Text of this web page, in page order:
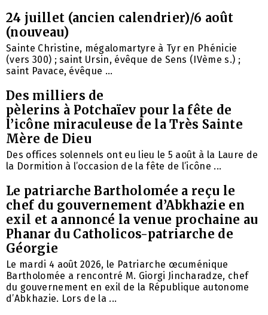
24 juillet (ancien calendrier)/6 août
(nouveau)
Sainte Christine, mégalomartyre à Tyr en Phénicie
(vers 300) ; saint Ursin, évêque de Sens (IVème s.) ;
saint Pavace, évêque ...
Des milliers de
pèlerins à Potchaïev pour la fête de
l’icône miraculeuse de la Très Sainte
Mère de Dieu
Des offices solennels ont eu lieu le 5 août à la Laure de
la Dormition à l’occasion de la fête de l’icône ...
Le patriarche Bartholomée a reçu le
chef du gouvernement d’Abkhazie en
exil et a annoncé la venue prochaine au
Phanar du Catholicos-patriarche de
Géorgie
Le mardi 4 août 2026, le Patriarche œcuménique
Bartholomée a rencontré M. Giorgi Jincharadze, chef
du gouvernement en exil de la République autonome
d’Abkhazie. Lors de la ...